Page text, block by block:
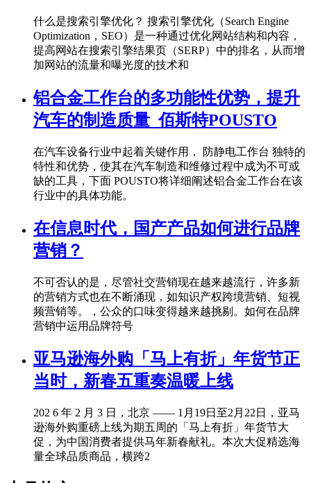
什么是搜索引擎优化？ 搜索引擎优化（Search Engine
Optimization，SEO）是一种通过优化网站结构和内容，
提高网站在搜索引擎结果页（SERP）中的排名，从而增
加网站的流量和曝光度的技术和
铝合金工作台的多功能性优势，提升
汽车的制造质量_佰斯特POUSTO
在汽车设备行业中起着关键作用， 防静电工作台 独特的
特性和优势，使其在汽车制造和维修过程中成为不可或
缺的工具，下面 POUSTO将详细阐述铝合金工作台在该
行业中的具体功能。
在信息时代，国产产品如何进行品牌
营销？
不可否认的是，尽管社交营销现在越来越流行，许多新
的营销方式也在不断涌现，如知识产权跨境营销、短视
频营销等。，公众的口味变得越来越挑剔。如何在品牌
营销中运用品牌符号
亚马逊海外购「马上有折」年货节正
当时，新春五重奏温暖上线
202 6 年 2 月 3 日，北京 —— 1月19日至2月22日，亚马
逊海外购重磅上线为期五周的「马上有折」年货节大
促，为中国消费者提供马年新春献礼。本次大促精选海
量全球品质商品，横跨2